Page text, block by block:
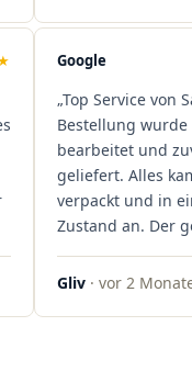
Google
„Top Service von
Bestellung wurde
bearbeitet und
geliefert. Alles
verpackt und in
Zustand an. Der
war
professionell.
Gliv · vor 2